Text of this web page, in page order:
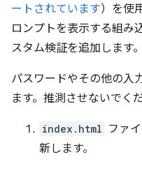
ートされています）を使
ロンプトを表示する組み
スタム検証を追加します。
パスワードやその他の入
ます。推測させないでく
index.html ファ
新します。